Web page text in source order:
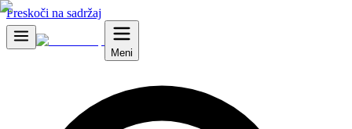
Preskoči na sadržaj
Meni